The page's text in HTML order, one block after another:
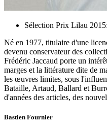
Sélection Prix Lilau 2015:
Né en 1977, titulaire d'une
devenu conservateur des
Frédéric Jaccaud porte un
marges et la littérature dite de
les œuvres limites, sous
Bataille, Artaud, Ballard et
d'années des articles, des
Bastien Fournier